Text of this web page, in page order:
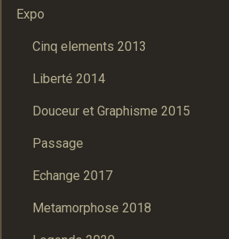
Expo
Cinq elements 2013
Liberté 2014
Douceur et Graphisme 2015
Passage
Echange 2017
Metamorphose 2018